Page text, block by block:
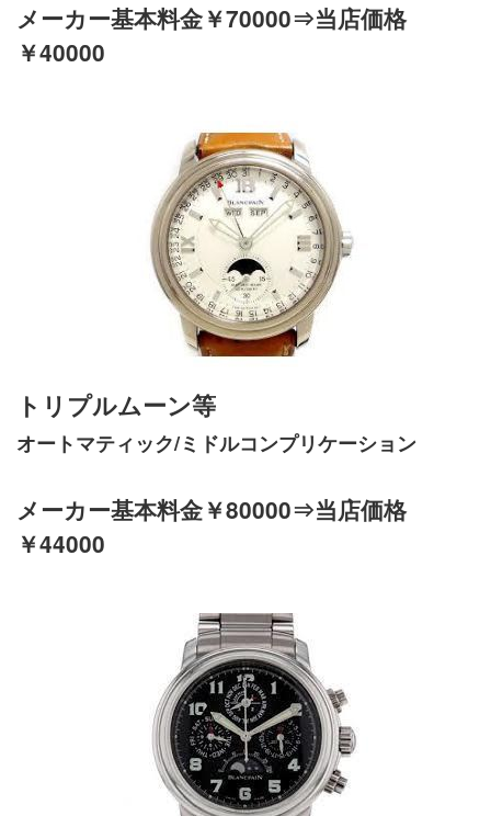
メーカー基本料金￥70000⇒当店価格
￥40000
トリプルムーン等
オートマティック/ミドルコンプリケーション
メーカー基本料金￥80000⇒当店価格
￥44000